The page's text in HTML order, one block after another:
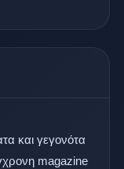
και γεγονότα
magazine